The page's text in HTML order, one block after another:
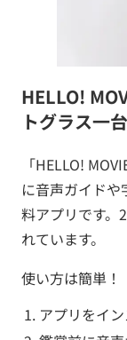
HELLO!
トグラス一
「HELLO!
に音声ガイド
料アプリです。
れています。
使い方は簡単！
アプリをイ